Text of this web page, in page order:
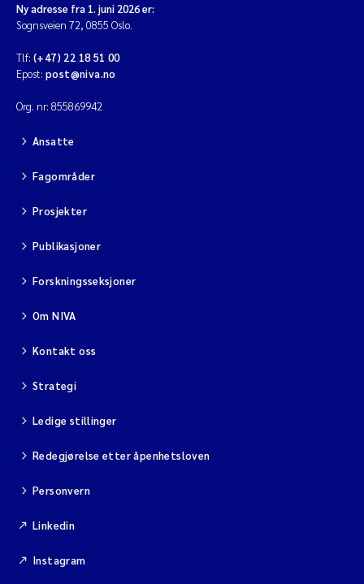
Ny adresse fra 1. juni 2026 er:
Sognsveien 72, 0855 Oslo.
Tlf: (+47) 22 18 51 00
Epost: post@niva.no
Org. nr: 855869942
Ansatte
Fagområder
Prosjekter
Publikasjoner
Forskningsseksjoner
Om NIVA
Kontakt oss
Strategi
Ledige stillinger
Redegjørelse etter åpenhetsloven
Personvern
Linkedin
Instagram